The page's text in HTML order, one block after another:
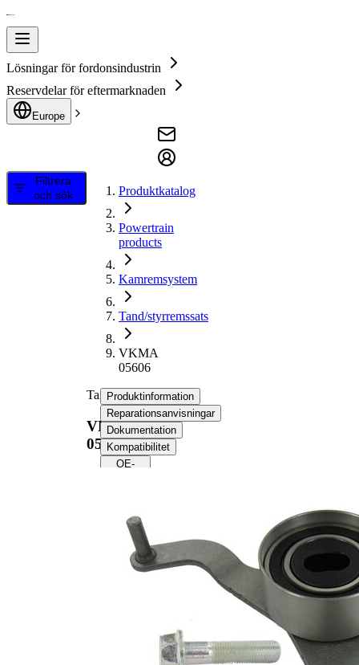
Lösningar för fordonsindustrin
Reservdelar för eftermarknaden
Europe
Filtrera
och sök
Produktkatalog
Powertrain
products
Kamremsystem
Tand/styrremssats
VKMA
05606
Tand/styrremssats
VKMA
05606
Produktinformation
Reparationsanvisningar
Dokumentation
Kompatibilitet
OE-
Produktinformation
Egenskap
Tandantal
svart
med rundad
Remmaterial
PTFE
(polytetrafluoretylen)